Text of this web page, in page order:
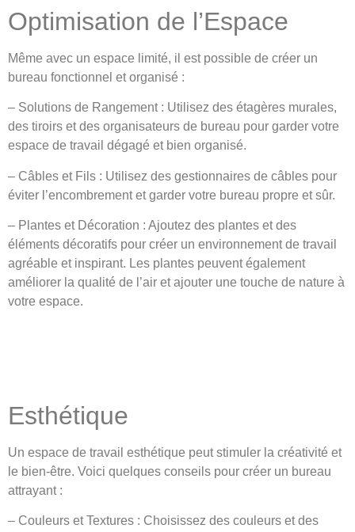
Optimisation de l’Espace
Même avec un espace limité, il est possible de créer un
bureau fonctionnel et organisé :
– Solutions de Rangement : Utilisez des étagères murales,
des tiroirs et des organisateurs de bureau pour garder votre
espace de travail dégagé et bien organisé.
– Câbles et Fils : Utilisez des gestionnaires de câbles pour
éviter l’encombrement et garder votre bureau propre et sûr.
– Plantes et Décoration : Ajoutez des plantes et des
éléments décoratifs pour créer un environnement de travail
agréable et inspirant. Les plantes peuvent également
améliorer la qualité de l’air et ajouter une touche de nature à
votre espace.
Esthétique
Un espace de travail esthétique peut stimuler la créativité et
le bien-être. Voici quelques conseils pour créer un bureau
attrayant :
– Couleurs et Textures : Choisissez des couleurs et des